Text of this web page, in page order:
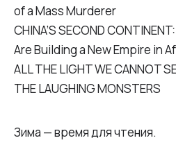
of a Mass Murderer
CHINA’S SECOND
Are Building a New Empire in
ALL THE LIGHT WE CANNOT
THE LAUGHING MONSTERS
Зима — время для чтения.